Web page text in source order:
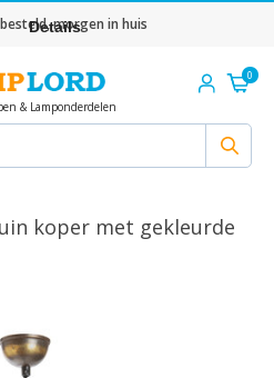
morgen in huis
& Lamponderdelen
0
koper met gekleurde
Details